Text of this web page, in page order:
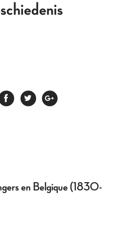
en Belgique (1830-